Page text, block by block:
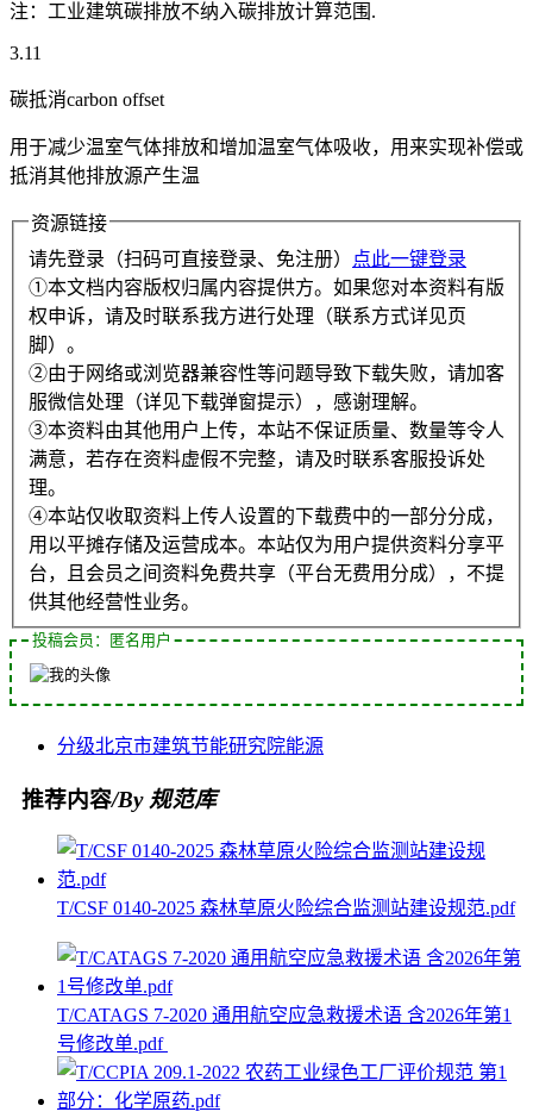
注：工业建筑碳排放不纳入碳排放计算范围.
3.11
碳抵消carbon offset
用于减少温室气体排放和增加温室气体吸收，用来实现补偿或
抵消其他排放源产生温
资源链接
请先登录（扫码可直接登录、免注册）
点此一键登录
①本文档内容版权归属内容提供方。如果您对本资料有版
权申诉，请及时联系我方进行处理（联系方式详见页
脚）。
②由于网络或浏览器兼容性等问题导致下载失败，请加客
服微信处理（详见下载弹窗提示），感谢理解。
③本资料由其他用户上传，本站不保证质量、数量等令人
满意，若存在资料虚假不完整，请及时联系客服投诉处
理。
④本站仅收取资料上传人设置的下载费中的一部分分成，
用以平摊存储及运营成本。本站仅为用户提供资料分享平
台，且会员之间资料免费共享（平台无费用分成），不提
供其他经营性业务。
投稿会员：匿名用户
分级北京市建筑节能研究院能源
推荐内容/By 规范库
T/CSF 0140-2025 森林草原火险综合监测站建设规范.pdf
T/CATAGS 7-2020 通用航空应急救援术语 含2026年第1
号修改单.pdf